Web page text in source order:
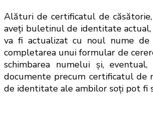
Alături de certificatul de c
aveți buletinul de identitate actual,
va fi actualizat cu noul nume de
completarea unui formular de
schimbarea numelui și,
documente precum certificatul de
de identitate ale ambilor soți pot fi